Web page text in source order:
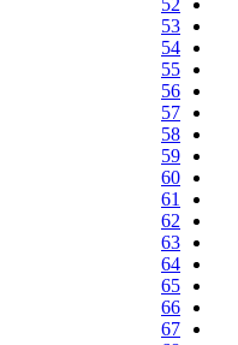
52
53
54
55
56
57
58
59
60
61
62
63
64
65
66
67